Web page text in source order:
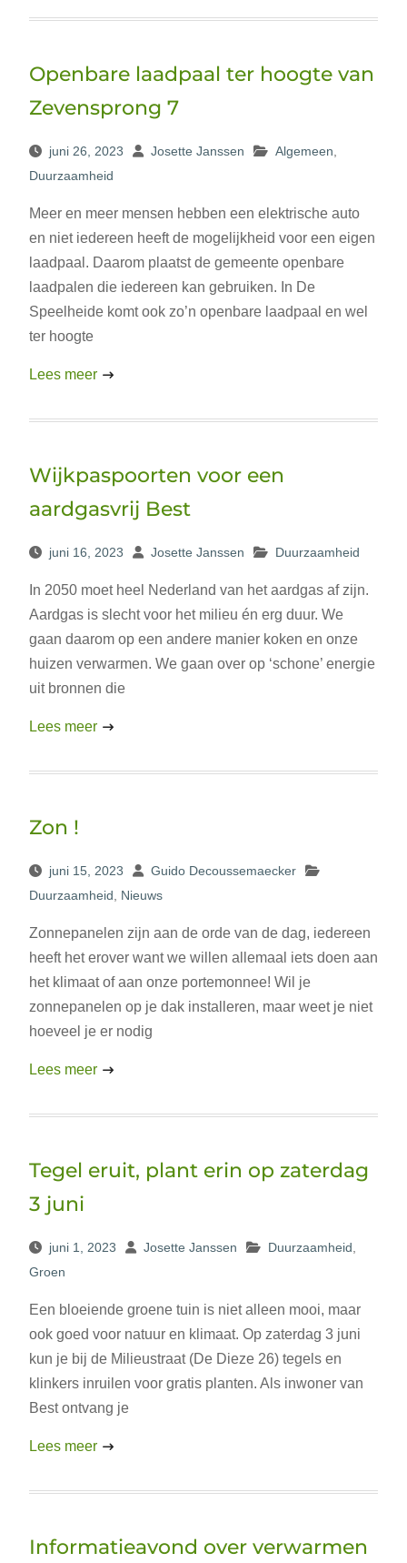
Openbare laadpaal ter hoogte van
Zevensprong 7
juni 26, 2023 Josette Janssen Algemeen
Duurzaamheid
Meer en meer mensen hebben een elektrische auto
en niet iedereen heeft de mogelijkheid voor een eigen
laadpaal. Daarom plaatst de gemeente openbare
laadpalen die iedereen kan gebruiken. In De
Speelheide komt ook zo’n openbare laadpaal en wel
ter hoogte
Lees meer
Wijkpaspoorten voor een
aardgasvrij Best
juni 16, 2023 Josette Janssen Duurzaamheid
In 2050 moet heel Nederland van het aardgas af zijn.
Aardgas is slecht voor het milieu én erg duur. We
gaan daarom op een andere manier koken en onze
huizen verwarmen. We gaan over op ‘schone’ energie
uit bronnen die
Lees meer
Zon !
juni 15, 2023
Guido Decoussemaecker
Duurzaamheid
Nieuws
Zonnepanelen zijn aan de orde van de dag, iedereen
heeft het erover want we willen allemaal iets doen aan
het klimaat of aan onze portemonnee! Wil je
zonnepanelen op je dak installeren, maar weet je niet
hoeveel je er nodig
Lees meer
Tegel eruit, plant erin op zaterdag
3 juni
juni 1, 2023 Josette Janssen Duurzaamheid
Groen
Een bloeiende groene tuin is niet alleen mooi, maar
ook goed voor natuur en klimaat. Op zaterdag 3 juni
kun je bij de Milieustraat (De Dieze 26) tegels en
klinkers inruilen voor gratis planten. Als inwoner van
Best ontvang je
Lees meer
Informatieavond over verwarmen